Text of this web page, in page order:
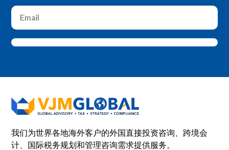
我们为世界各地海外客户的外国直接投资咨询、跨境会
计、国际税务规划和管理咨询需求提供服务。